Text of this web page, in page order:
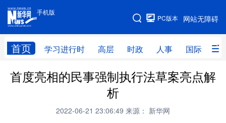
手机版
网站无障碍
PC版本
首页 学习进行时 高层 时政 人事 国际 财
手机版
网站地图
学习进行时 高层 时政 人事
全球连线
首度亮相的民事强制执行法草案亮点解
析
2022-06-21 23:06:49 来源： 新华网